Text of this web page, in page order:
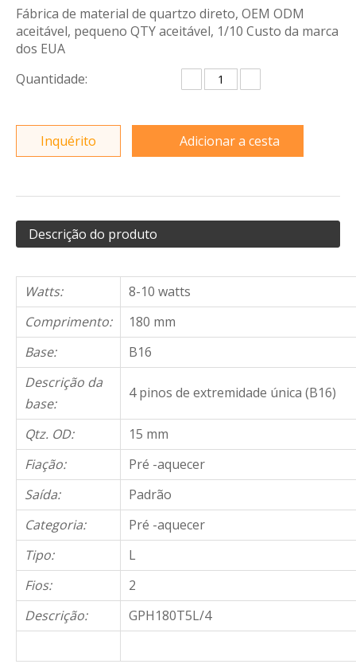
Fábrica de material de quartzo direto, OEM ODM
aceitável, pequeno QTY aceitável, 1/10 Custo da marca
dos EUA
Quantidade:
Inquérito Adicionar a cesta
Descrição do produto
Watts:
8-10 watts
Comprimento:
180 mm
Base:
B16
Descrição da
base:
4 pinos de extremidade única (B16)
Qtz. OD:
15 mm
Fiação:
Pré -aquecer
Saída:
Padrão
Categoria:
Pré -aquecer
Tipo:
L
Fios:
2
Descrição:
GPH180T5L/4